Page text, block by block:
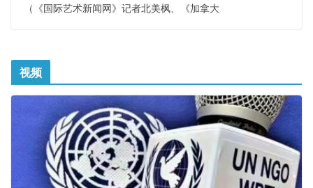
（《国际艺术新闻网》记者北美枫、《加拿大
视频